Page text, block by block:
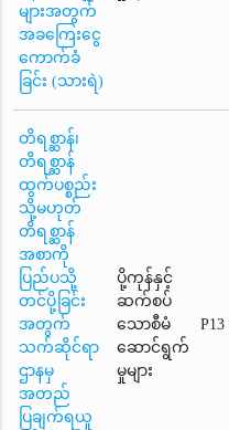
များအတွက်
အခကြေးငွေ
ကောက်ခံ
ခြင်း (သားရဲ)
တိရစ္ဆာန်၊
တိရစ္ဆာန်
ထွက်ပစ္စည်း
သို့မဟုတ်
တိရစ္ဆာန်
အစာကို
ပြည်ပသို့
တင်ပို့ခြင်း
အတွက်
သက်ဆိုင်ရာ
ဌာနမှ
အတည်
ပြချက်ရယူ
ပို့ကုန်နှင့်
ဆက်စပ်
သောစီမံ
ဆောင်ရွက်
မှုများ
P13